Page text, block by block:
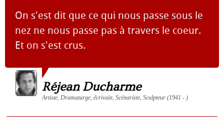
On s'est dit que ce qui nous passe sous le
nez ne nous passe pas à travers le coeur.
Et on s'est crus.
Réjean Ducharme
Artiste, Dramaturge, écrivain, Scénariste, Sculpteur (1941 - )